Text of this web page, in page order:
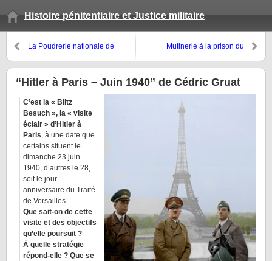
Histoire pénitentiaire et Justice militaire
La Poudrerie nationale de
Mutinerie à la prison du
1944
“Hitler à Paris – Juin 1940” de Cédric Gruat
C’est la « Blitz
Besuch », la « visite
éclair » d’Hitler à
Paris, à une date que
certains situent le
dimanche 23 juin
1940, d’autres le 28,
soit le jour
anniversaire du Traité
de Versailles…
Que sait-on de cette
visite et des objectifs
qu’elle poursuit ?
À quelle stratégie
répond-elle ? Que se